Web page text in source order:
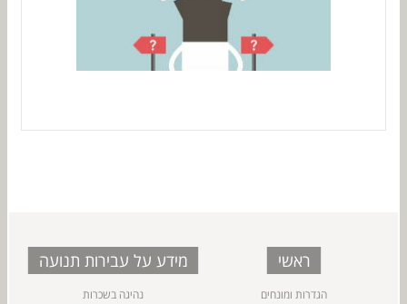
ראשי
הגדרות ומונחים
מידע על עבירות תנועה
נהיגה בשכרות